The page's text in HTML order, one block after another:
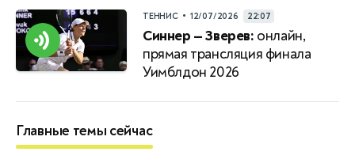
ТЕННИС • 12/07/2026 22:07
Синнер — Зверев: онлайн,
прямая трансляция финала
Уимблдон 2026
Главные темы сейчас